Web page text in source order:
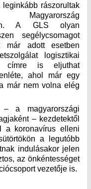
rászorultak
Magyarország
A GLS olyan
segélycsomagot
már adott esetben
logisztikai
címre is eljuthat
ahol már egy
már nem volna elég
– a magyarországi
– kezdetektől
a koronavírus elleni
a legutóbb
indulásakor jelen
az önkéntességet
vezetője is.